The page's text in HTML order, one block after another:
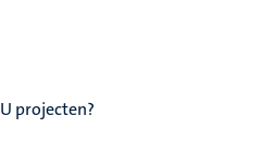
projecten?